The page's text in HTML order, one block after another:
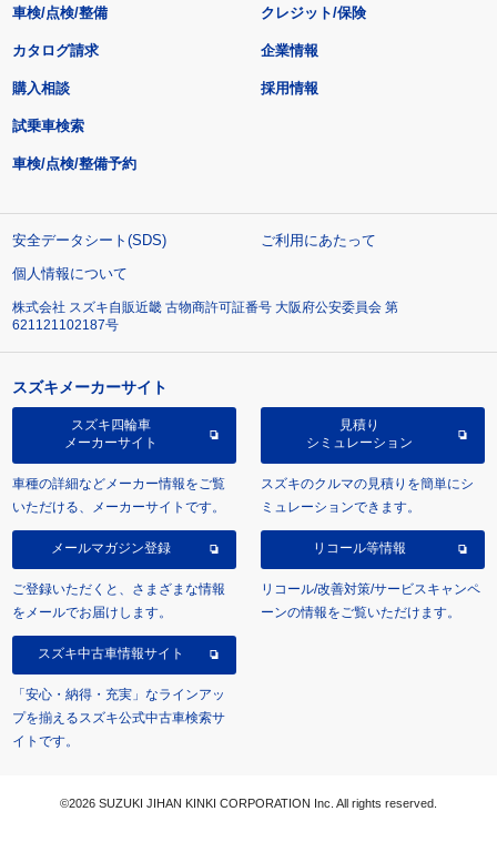
車検/点検/整備 クレジット/保険
カタログ請求
購入相談
試乗車検索
車検/点検/整備予約
企業情報
採用情報
安全データシート(SDS)
ご利用にあたって
個人情報について
株式会社 スズキ自販近畿 古物商許可証番号 大阪府公安委員会 第
621121102187号
スズキメーカーサイト
スズキ四輪車
メーカーサイト
車種の詳細などメーカー情報をご覧
いただける、メーカーサイトです。
見積り
シミュレーション
スズキのクルマの見積りを簡単にシ
ミュレーションできます。
メールマガジン登録
ご登録いただくと、さまざまな情報
をメールでお届けします。
リコール等情報
リコール/改善対策/サービスキャンペ
ーンの情報をご覧いただけます。
スズキ中古車情報サイト
「安心・納得・充実」なラインアッ
プを揃えるスズキ公式中古車検索サ
イトです。
©2026 SUZUKI JIHAN KINKI CORPORATION Inc. All rights reserved.